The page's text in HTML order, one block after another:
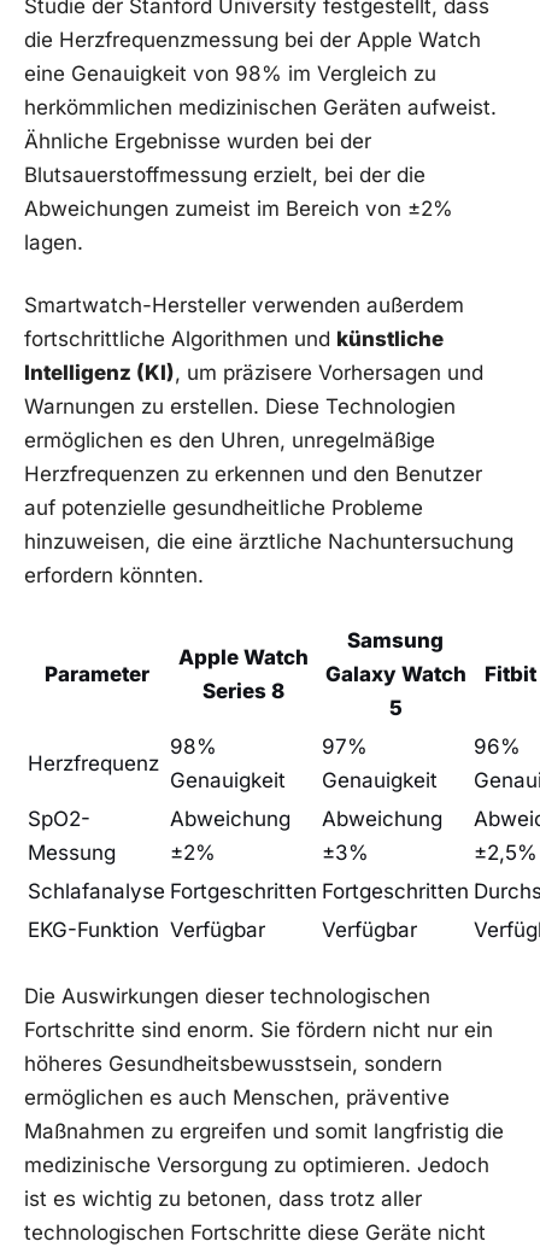
Studie ⁢der Stanford⁢ University festgestellt, dass
die Herzfrequenzmessung bei der Apple Watch
eine Genauigkeit von 98%⁤ im Vergleich zu
herkömmlichen medizinischen Geräten aufweist.
Ähnliche Ergebnisse wurden bei der
Blutsauerstoffmessung erzielt,​ bei der die
Abweichungen zumeist im Bereich von ​±2%⁤
lagen.
Smartwatch-Hersteller verwenden außerdem
fortschrittliche Algorithmen und künstliche
Intelligenz (KI), ⁤um‌ präzisere Vorhersagen und
Warnungen zu erstellen. Diese Technologien
ermöglichen es den Uhren, unregelmäßige‍
Herzfrequenzen zu erkennen und den⁤ Benutzer
auf potenzielle gesundheitliche⁤ Probleme
hinzuweisen, ​die eine ärztliche Nachuntersuchung
erfordern könnten.
Parameter
Apple Watch
Series 8
Samsung
Galaxy Watch
5
Fitbit⁤
Herzfrequenz
98%
Genauigkeit
97%
Genauigkeit
96%
SpO2-
Messung
Abweichung
±2%
Abweichung
±3%
±2,5%
Schlafanalyse Fortgeschritten Fortgeschritten
EKG-Funktion Verfügbar Verfügbar
Die Auswirkungen dieser⁢ technologischen
⁣Fortschritte sind enorm. Sie fördern nicht nur ein
höheres Gesundheitsbewusstsein,⁤ sondern
ermöglichen es auch Menschen, präventive
Maßnahmen zu ergreifen und‍ somit langfristig die ​
medizinische Versorgung zu optimieren. Jedoch​
ist es wichtig zu betonen, dass trotz aller
technologischen Fortschritte ⁢diese Geräte nicht